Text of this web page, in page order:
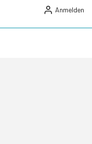
Anmelden